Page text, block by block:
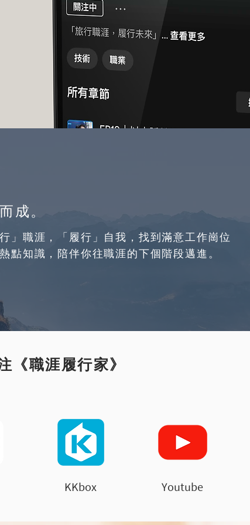
成。
」職涯，「履行」自我，找到滿意工作崗位
點知識，陪伴你往職涯的下個階段邁進。
《職涯履行家》
KKbox Youtube